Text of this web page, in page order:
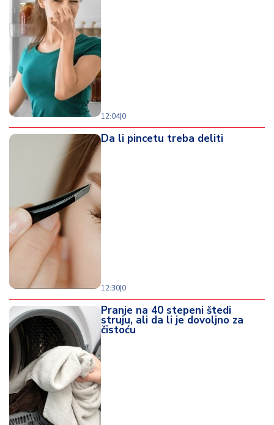
12:04|0
Da li pincetu treba deliti
12:30|0
Pranje na 40 stepeni štedi
struju, ali da li je dovoljno za
čistoću